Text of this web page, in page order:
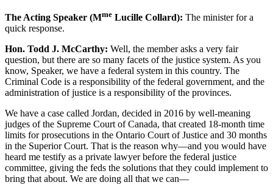
The Acting Speaker (Mme Lucille Collard): The minister for a
quick response.
Hon. Todd J. McCarthy: Well, the member asks a very fair
question, but there are so many facets of the justice system. As you
know, Speaker, we have a federal system in this country. The
Criminal Code is a responsibility of the federal government, and the
administration of justice is a responsibility of the provinces.
We have a case called Jordan, decided in 2016 by well-meaning
judges of the Supreme Court of Canada, that created 18-month time
limits for prosecutions in the Ontario Court of Justice and 30 months
in the Superior Court. That is the reason why—and you would have
heard me testify as a private lawyer before the federal justice
committee, giving the feds the solutions that they could implement to
bring that about. We are doing all that we can—